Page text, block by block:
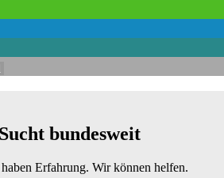
bundesweit
Erfahrung. Wir können helfen.